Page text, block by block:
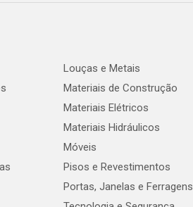
Louças e Metais
Materiais de Construção
Materiais Elétricos
Materiais Hidráulicos
Móveis
Pisos e Revestimentos
Portas, Janelas e Ferragens